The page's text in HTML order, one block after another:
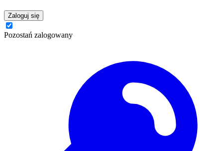
Zaloguj się
Pozostań zalogowany